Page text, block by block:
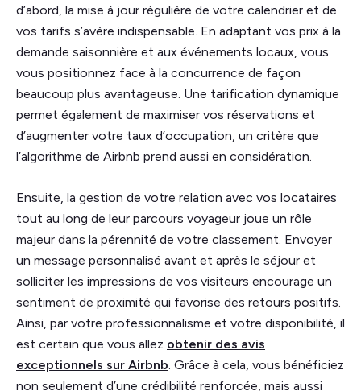
d’abord, la mise à jour régulière de votre calendrier et de
vos tarifs s’avère indispensable. En adaptant vos prix à la
demande saisonnière et aux événements locaux, vous
vous positionnez face à la concurrence de façon
beaucoup plus avantageuse. Une tarification dynamique
permet également de maximiser vos réservations et
d’augmenter votre taux d’occupation, un critère que
l’algorithme de Airbnb prend aussi en considération.
Ensuite, la gestion de votre relation avec vos locataires
tout au long de leur parcours voyageur joue un rôle
majeur dans la pérennité de votre classement. Envoyer
un message personnalisé avant et après le séjour et
solliciter les impressions de vos visiteurs encourage un
sentiment de proximité qui favorise des retours positifs.
Ainsi, par votre professionnalisme et votre disponibilité, il
est certain que vous allez obtenir des avis
exceptionnels sur Airbnb . Grâce à cela, vous bénéficiez
non seulement d’une crédibilité renforcée, mais aussi